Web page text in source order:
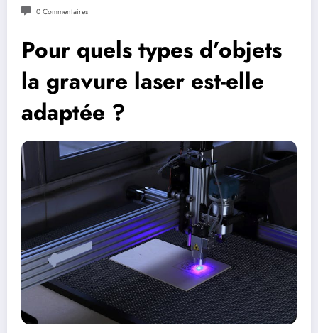
0 Commentaires
Pour quels types d’objets
la gravure laser est-elle
adaptée ?